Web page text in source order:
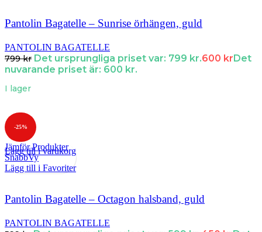
Pantolin Bagatelle – Sunrise örhängen, guld
PANTOLIN BAGATELLE
799kr Det ursprungliga priset var: 799 kr.600 krDet
nuvarande priset är: 600 kr.
I lager
-25%
Jämför Produkter
SnabbVy
Lägg till i Favoriter
Lägg till i varukorg
Pantolin Bagatelle – Octagon halsband, guld
PANTOLIN BAGATELLE